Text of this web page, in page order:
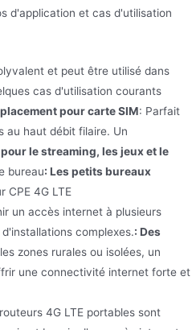
d'application et cas d'utilisation
et peut être utilisé dans
cas d'utilisation courants
pour carte SIM: Parfait
au haut débit filaire. Un
le streaming, les jeux et le
bureau: Les petits bureaux
CPE 4G LTE
un accès internet à plusieurs
complexes.: Des
zones rurales ou isolées, un
une connectivité internet forte et
4G LTE portables sont